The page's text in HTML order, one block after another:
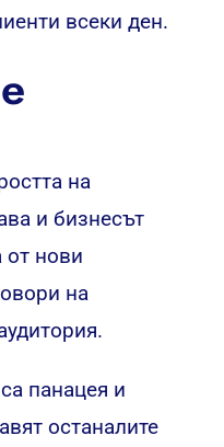
всеки ден.
на
и бизнесът
от нови
на
панацея и
останалите